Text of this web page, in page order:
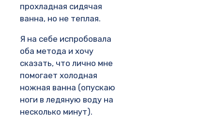
прохладная сидячая
ванна, но не теплая.
Я на себе испробовала
оба метода и хочу
сказать, что лично мне
помогает холодная
ножная ванна (опускаю
ноги в ледяную воду на
несколько минут).